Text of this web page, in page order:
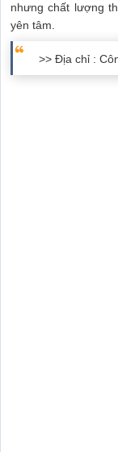
nhưng chất lượng
yên tâm.
>> Địa chỉ :